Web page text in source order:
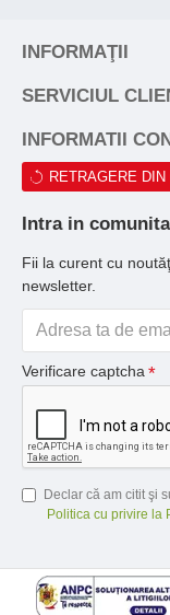
INFORMAŢII
SERVICIUL
INFORMATII
RETRAGERE
Intra in
Fii la curent cu
newsletter.
Verificare captcha
Declar că am citit şi
Politica cu privire la